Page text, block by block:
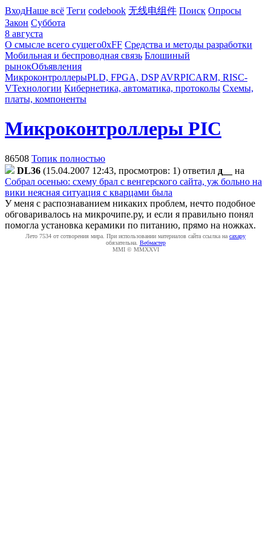
ВходНаше всё Теги codebook 无线电组件 Поиск Опросы
Закон Суббота
8 августа
О смысле всего сущего0xFF Средства и методы разработки
Мобильная и беспроводная связь Блошиный
рынокОбъявления
МикроконтроллерыPLD, FPGA, DSP AVRPICARM, RISC-
VТехнологии Кибернетика, автоматика, протоколы Схемы,
платы, компоненты
Микроконтроллеры PIC
86508 Топик полностью
DL36 (15.04.2007 12:43, просмотров: 1) ответил д__
на
Собрал осенью: схему брал с венгерского сайта, уж больно на
вики неясная ситуация с кварцами была
У меня с распознаванием никаких проблем, нечто подобное
обговаривалось на микрочипе.ру, и если я правильно понял
помогла установка керамики по питанию, прямо на ножках.
Лето 7534 от сотворения мира. При использовании материалов сайта ссылка на caxapу
обязательна. Вебмастер
MMI © MMXXVI